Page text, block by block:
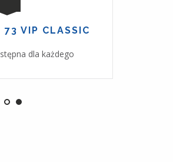
73 VIP CLASSIC
dla każdego